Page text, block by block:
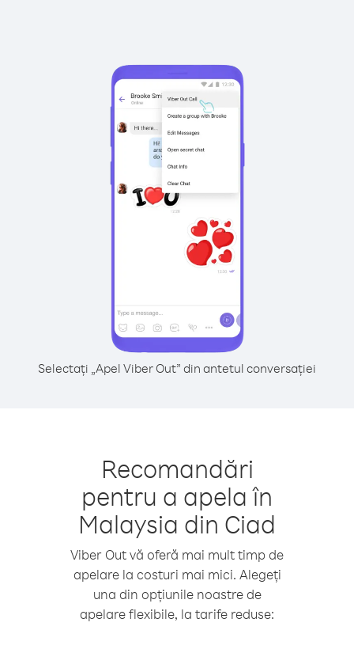
Selectați „Apel Viber Out” din antetul conversației
Recomandări
pentru a apela în
Malaysia din Ciad
Viber Out vă oferă mai mult timp de
apelare la costuri mai mici. Alegeți
una din opțiunile noastre de
apelare flexibile, la tarife reduse: